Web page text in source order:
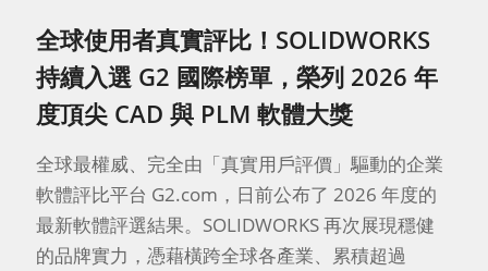
全球使用者真實評比！SOLIDWORKS
持續入選 G2 國際榜單，榮列 2026 年
度頂尖 CAD 與 PLM 軟體大獎
全球最權威、完全由「真實用戶評價」驅動的企業
軟體評比平台 G2.com，日前公布了 2026 年度的
最新軟體評選結果。SOLIDWORKS 再次展現穩健
的品牌實力，憑藉橫跨全球各產業、累積超過